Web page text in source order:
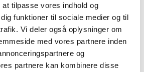
tilpasse vores indhold og
funktioner til sociale medier og til
Vi deler også oplysninger om
med vores partnere inden
og
partnere kan kombinere disse
uanset om du er vant til at
ej. Tag din baby under armen,
til at fylde sognegården med